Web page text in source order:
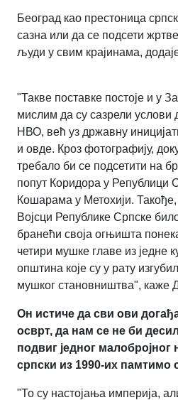
Београд као престоница
сазна или да се подсети
људи у свим крајинама,
"Такве поставке постоје и у
мислим да су сазрели услови
НВО, већ уз државну
и овде. Кроз фотографију,
требало би се подсетити на
попут Коридора у Републици
Кошарама у Метохији.
Војсци Републике Српске
бранећи своја огњишта
четири мушке главе из једне
општина које су у рату
мушког становништва", каже
Он истиче да сви ови
осврт, да нам се не би
подвиг једног малобројног
српски из 1990-их памтимо
"То су настојања империја,